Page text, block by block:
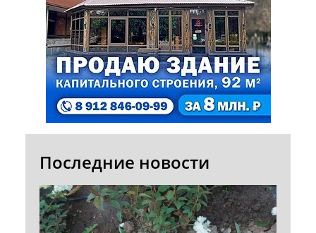
Последние новости